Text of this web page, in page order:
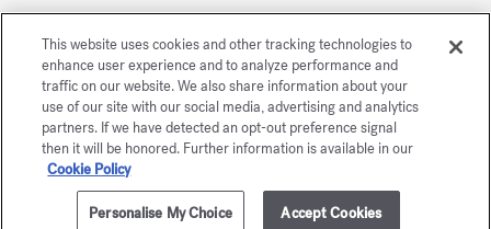
Tutti i diritti riservati
/EUR MAPPA DEL SITO
This website uses cookies and other tracking technologies to
enhance user experience and to analyze performance and
traffic on our website. We also share information about your
use of our site with our social media, advertising and analytics
partners. If we have detected an opt-out preference signal
then it will be honored. Further information is available in our
Cookie Policy
Personalise My Choice Accept Cookies